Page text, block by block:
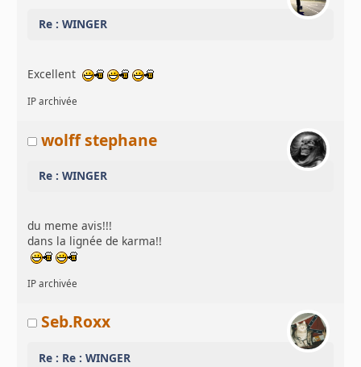
Re : WINGER
Excellent
IP archivée
wolff stephane
Re : WINGER
du meme avis!!!
dans la lignée de karma!!
IP archivée
Seb.Roxx
Re : Re : WINGER